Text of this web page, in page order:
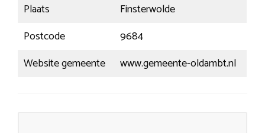
Plaats
Finsterwolde
Postcode
9684
Website gemeente
www.gemeente-oldambt.nl